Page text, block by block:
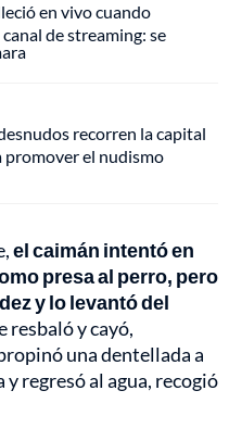
en vivo cuando
de streaming: se
recorren la capital
promover el nudismo
el caimán intentó en
presa al perro, pero
y lo levantó del
resbaló y cayó,
una dentellada a
regresó al agua, recogió